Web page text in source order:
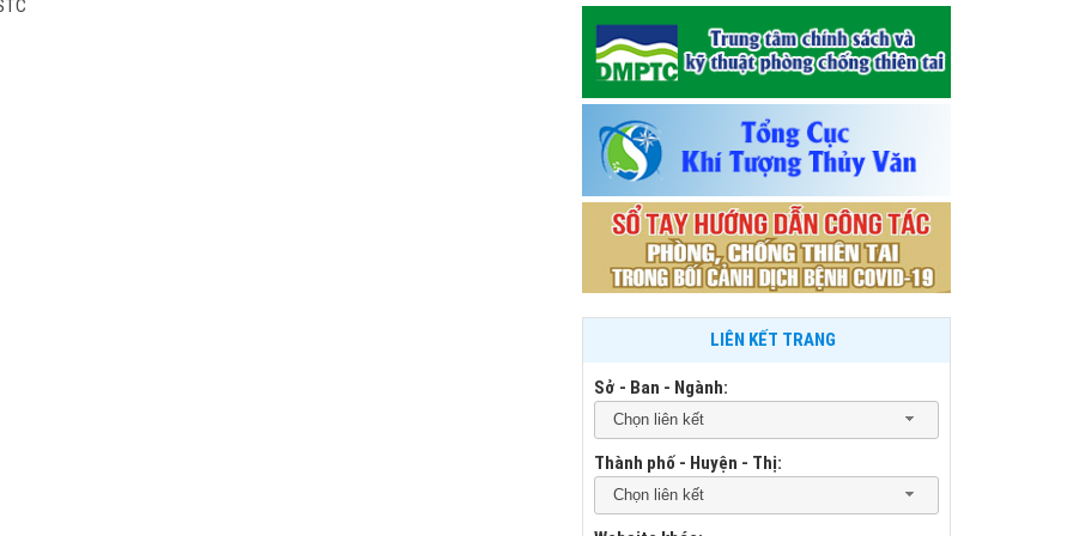
LIÊN KẾT TRANG
Sở - Ban - Ngành:
Chọn liên kết
Thành phố - Huyện - Thị:
Chọn liên kết